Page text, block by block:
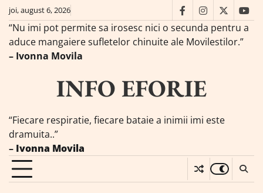
Skip
content
joi, august 6, 2026 facebookinstagram
twitter
“Nu imi pot permite sa irosesc nici o secunda pentru a
aduce mangaiere sufletelor chinuite ale Movilestilor.”
– Ivonna Movila
INFO EFORIE
“Fiecare respiratie, fiecare bataie a inimii imi este
dramuita..”
– Ivonna Movila